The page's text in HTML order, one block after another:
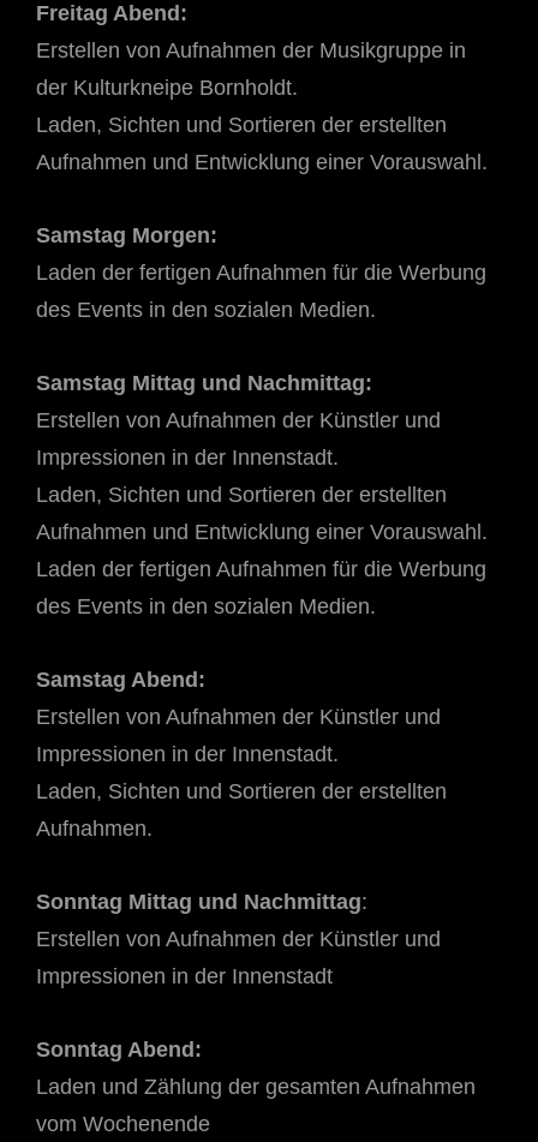
Freitag Abend:
Erstellen von Aufnahmen der Musikgruppe in
der Kulturkneipe Bornholdt.
Laden, Sichten und Sortieren der erstellten
Aufnahmen und Entwicklung einer Vorauswahl.
Samstag Morgen:
Laden der fertigen Aufnahmen für die Werbung
des Events in den sozialen Medien.
Samstag Mittag und Nachmittag:
Erstellen von Aufnahmen der Künstler und
Impressionen in der Innenstadt.
Laden, Sichten und Sortieren der erstellten
Aufnahmen und Entwicklung einer Vorauswahl.
Laden der fertigen Aufnahmen für die Werbung
des Events in den sozialen Medien.
Samstag Abend:
Erstellen von Aufnahmen der Künstler und
Impressionen in der Innenstadt.
Laden, Sichten und Sortieren der erstellten
Aufnahmen.
Sonntag Mittag und Nachmittag:
Erstellen von Aufnahmen der Künstler und
Impressionen in der Innenstadt
Sonntag Abend:
Laden und Zählung der gesamten Aufnahmen
vom Wochenende